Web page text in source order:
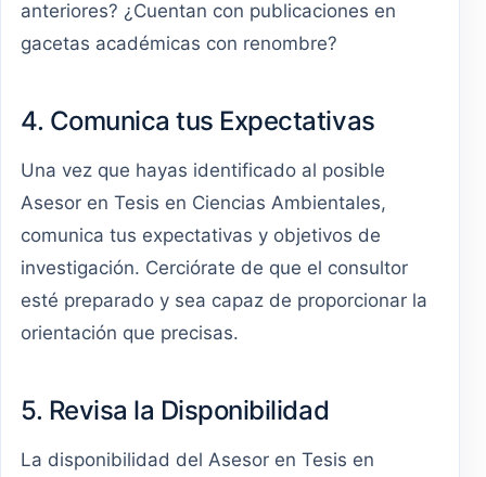
anteriores? ¿Cuentan con publicaciones en
gacetas académicas con renombre?
4. Comunica tus Expectativas
Una vez que hayas identificado al posible
Asesor en Tesis en Ciencias Ambientales,
comunica tus expectativas y objetivos de
investigación. Cerciórate de que el consultor
esté preparado y sea capaz de proporcionar la
orientación que precisas.
5. Revisa la Disponibilidad
La disponibilidad del Asesor en Tesis en